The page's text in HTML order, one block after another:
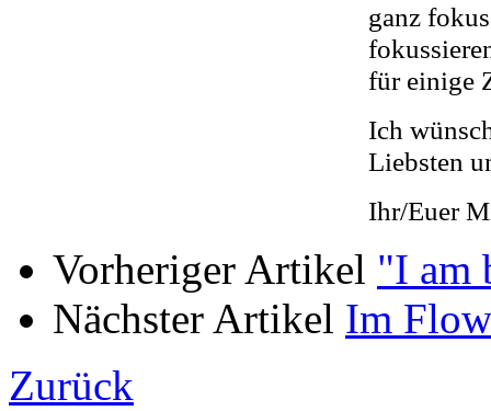
ganz
für einige
Ich
Liebsten
Ihr/Euer
Vorheriger Artikel "I am
Nächster Artikel Im
Zurück